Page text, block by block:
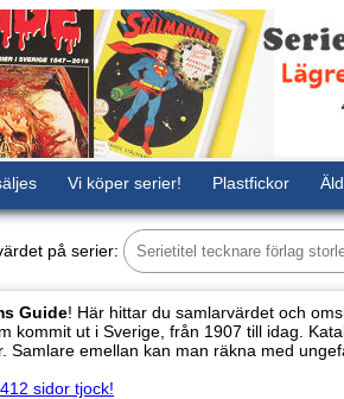
Vi köper serier! Plastfickor
på serier:
Guide! Här hittar du samlarvärdet och
kommit ut i Sverige, från 1907 till idag.
Samlare emellan kan man räkna med
sidor tjock!